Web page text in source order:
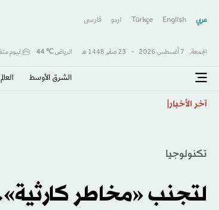
عربي English
Türkçe اردو فارسى
الجمعة, 7 أغسطس 2026 - 23 صفَر 1448 هـ الرياض℃
44 غيوم
الشرق الأوسط​ العالم
آخر الأخبار
تكنولوجيا
لتجنب «مخاطر